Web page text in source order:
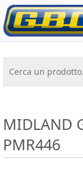
Cerca un prodotto...
MIDLAND
PMR446